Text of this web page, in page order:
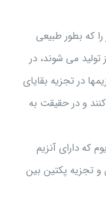
را که بطور طبیعی
می شوند، در
در تجزیه بقایای
و در حقیقت به
که دارای آنزیم
و تجزیه پکتین بین